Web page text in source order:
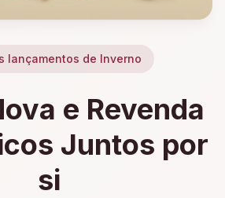
lançamentos de Inverno
e Revenda
Juntos por
si